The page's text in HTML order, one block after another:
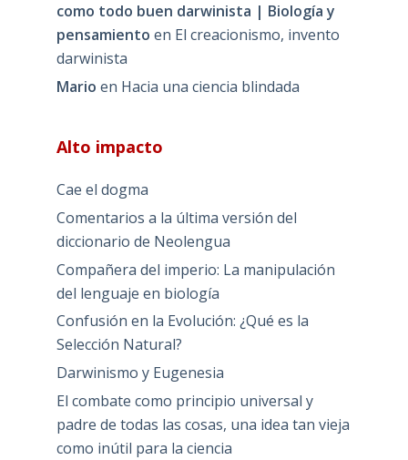
como todo buen darwinista | Biología y
pensamiento en El creacionismo, invento
darwinista
Mario en Hacia una ciencia blindada
Alto impacto
Cae el dogma
Comentarios a la última versión del
diccionario de Neolengua
Compañera del imperio: La manipulación
del lenguaje en biología
Confusión en la Evolución: ¿Qué es la
Selección Natural?
Darwinismo y Eugenesia
El combate como principio universal y
padre de todas las cosas, una idea tan vieja
como inútil para la ciencia